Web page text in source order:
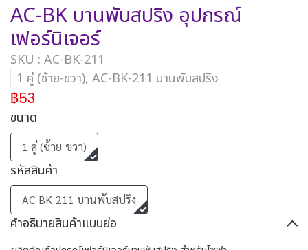
AC-BK บานพับสปริง อุปกรณ์
เฟอร์นิเจอร์
SKU : AC-BK-211
1 คู่ (ซ้าย-ขวา), AC-BK-211 บานพับสปริง
฿53
ขนาด
1 คู่ (ซ้าย-ขวา)
รหัสสินค้า
AC-BK-211 บานพับสปริง
คำอธิบายสินค้าแบบย่อ